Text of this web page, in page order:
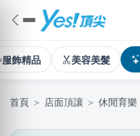
服飾精品 美容美髮
首頁 ＞ 店面頂讓 ＞ 休閒育樂